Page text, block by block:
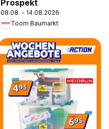
Prospekt
08.08. - 14.08.2026
Toom Baumarkt